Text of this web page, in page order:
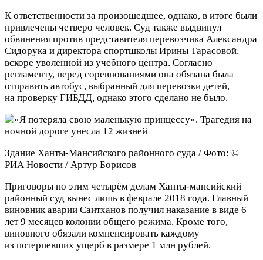
К ответственности за произошедшее, однако, в итоге были
привлечены четверо человек. Суд также выдвинул
обвинения против представителя перевозчика Александра
Сидорука и директора спортшколы Ирины Тарасовой,
вскоре уволенной из учебного центра. Согласно
регламенту, перед соревнованиями она обязана была
отправить автобус, выбранный для перевозки детей,
на проверку ГИБДД, однако этого сделано не было.
Здание Ханты-Мансийского районного суда / Фото: ©
РИА Новости / Артур Борисов
Приговоры по этим четырём делам Ханты-мансийский
районный суд вынес лишь в феврале 2018 года. Главный
виновник аварии Саитханов получил наказание в виде 6
лет 9 месяцев колонии общего режима. Кроме того,
виновного обязали компенсировать каждому
из потерпевших ущерб в размере 1 млн рублей.